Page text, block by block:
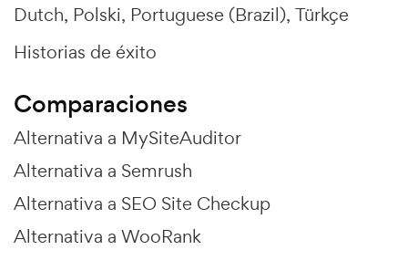
Dutch Polski Portuguese (Brazil) Türkçe
Historias de éxito
Comparaciones
Alternativa a MySiteAuditor
Alternativa a Semrush
Alternativa a SEO Site Checkup
Alternativa a WooRank